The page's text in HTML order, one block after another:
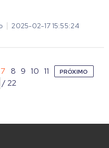
2025-02-17 15:55:24
7 8 9 10 11 PRÓXIMO
/22